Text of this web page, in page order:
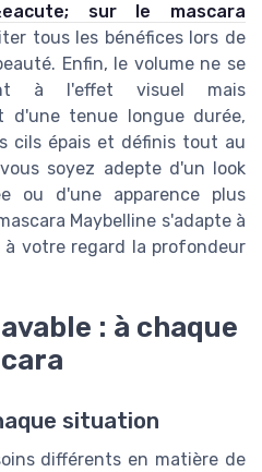
sur le mascara
tous les bénéfices lors de
Enfin, le volume ne se
à l'effet visuel mais
d'une tenue longue durée,
cils épais et définis tout au
soyez adepte d'un look
ou d'une apparence plus
Maybelline s'adapte à
votre regard la profondeur
: à chaque
situation
différents en matière de